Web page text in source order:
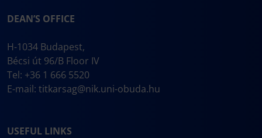
DEAN’S OFFICE
H-1034 Budapest,
Bécsi út 96/B Floor IV
Tel: +36 1 666 5520
E-mail: titkarsag@nik.uni-obuda.hu
USEFUL LINKS